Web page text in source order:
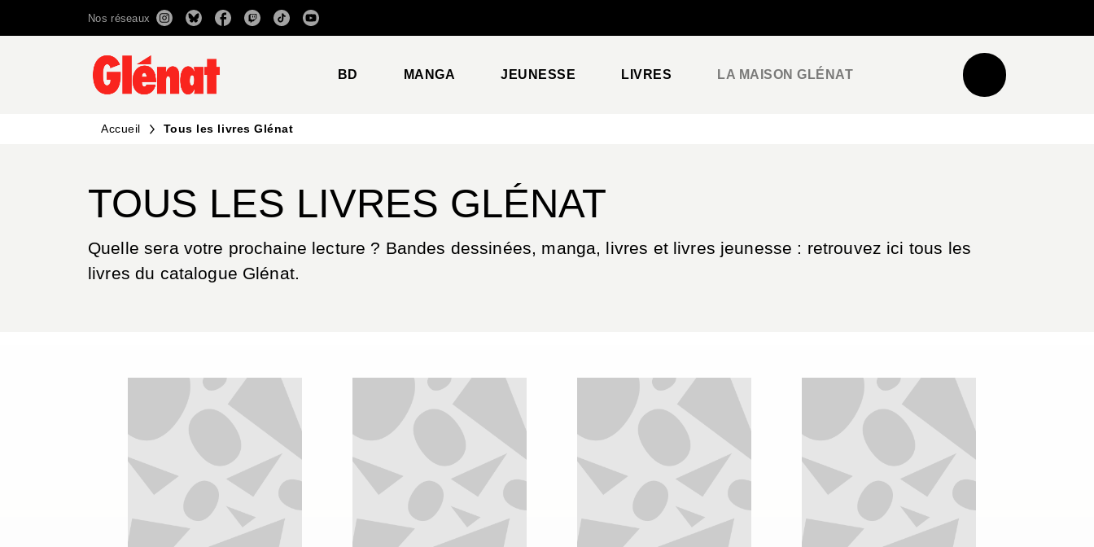
RECHERCHE CONTENU
Nos réseaux
BD MANGA JEUNESSE LIVRES LA MAISON GLÉNAT
Accueil Tous les livres Glénat
TOUS LES LIVRES GLÉNAT
Quelle sera votre prochaine lecture ? Bandes dessinées, manga, livres et livres jeunesse : retrouvez ici tous les
livres du catalogue Glénat.